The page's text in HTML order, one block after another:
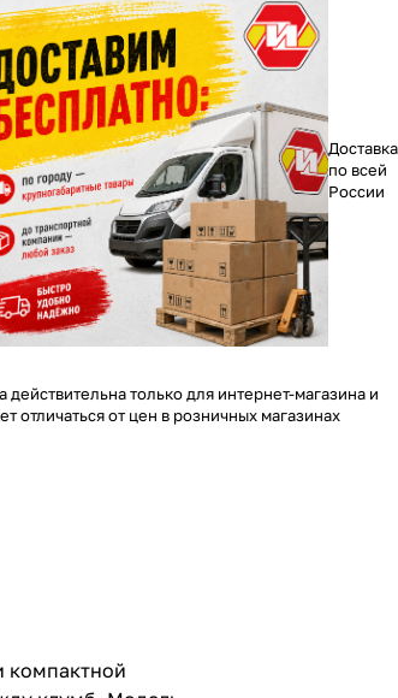
Доставка
по всей
России
действительна только для интернет-магазина и
отличаться от цен в розничных магазинах
компактной